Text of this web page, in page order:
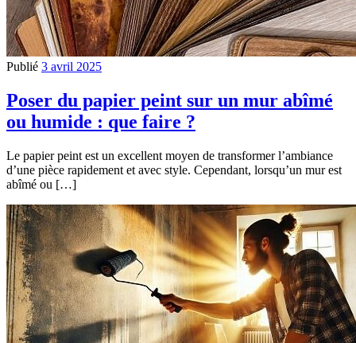
Publié 3 avril 2025
Poser du papier peint sur un mur abîmé
ou humide : que faire ?
Le papier peint est un excellent moyen de transformer l’ambiance
d’une pièce rapidement et avec style. Cependant, lorsqu’un mur est
abîmé ou […]